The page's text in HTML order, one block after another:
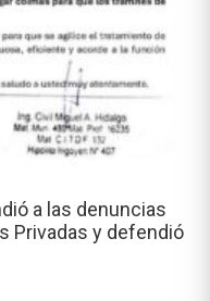
a las denuncias
Privadas y defendió